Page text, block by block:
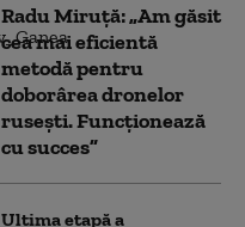
Radu Miruță: „Am găsit
cea mai eficientă
metodă pentru
doborârea dronelor
rusești. Funcționează
cu succes”
Ultima etapă a